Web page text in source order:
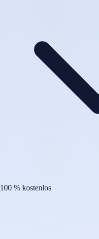
100 % kostenlos